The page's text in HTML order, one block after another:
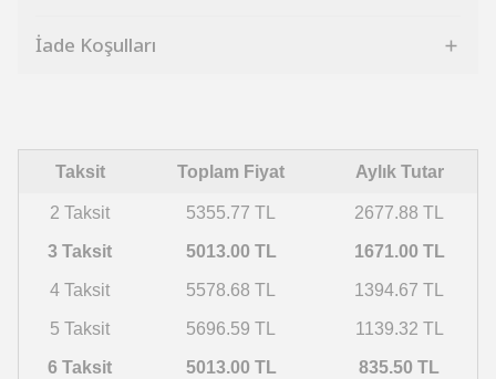
İade Koşulları
Taksit Toplam Fiyat Aylık Tutar
2 Taksit 5355.77 TL 2677.88 TL
3 Taksit 5013.00 TL 1671.00 TL
4 Taksit 5578.68 TL 1394.67 TL
5 Taksit 5696.59 TL 1139.32 TL
6 Taksit 5013.00 TL 835.50 TL